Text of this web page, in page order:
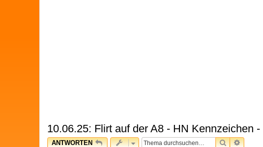
10.06.25: Flirt auf der A8 - HN Kennzeichen
ANTWORTEN SUCHE